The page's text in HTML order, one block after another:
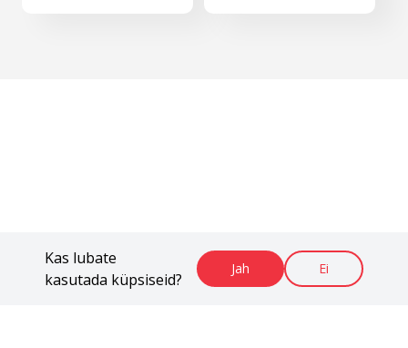
Kas lubate
kasutada küpsiseid?
Jah Ei